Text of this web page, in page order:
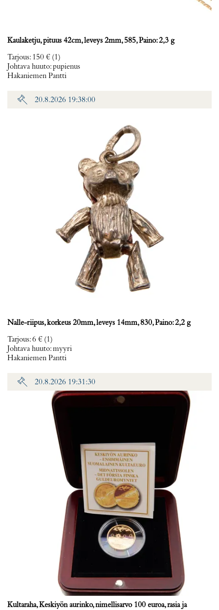
Kaulaketju, pituus 42cm, leveys 2mm, 585, Paino: 2,3 g
Tarjous: 150 € (1)
Johtava huuto:pupienus
Hakaniemen Pantti
20.8.2026 19:38:00
Nalle-riipus, korkeus 20mm, leveys 14mm, 830, Paino: 2,2 g
Tarjous:6 € (1)
Johtava huuto:myyri
Hakaniemen Pantti
20.8.2026 19:31:30
Kultaraha, Keskiyön aurinko, nimellisarvo 100 euroa, rasia ja